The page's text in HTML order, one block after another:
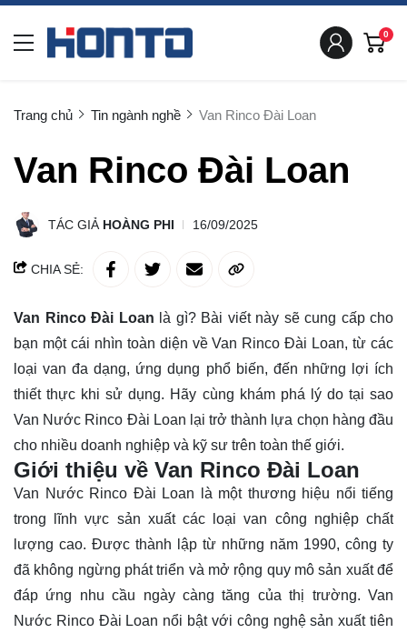
0
Trang chủ Tin ngành nghề Van Rinco Đài Loan
Van Rinco Đài Loan
TÁC GIẢ HOÀNG PHI 16/09/2025
CHIA SẺ:
Van Rinco Đài Loan là gì? Bài viết này sẽ cung cấp cho
bạn một cái nhìn toàn diện về Van Rinco Đài Loan, từ các
loại van đa dạng, ứng dụng phổ biến, đến những lợi ích
thiết thực khi sử dụng. Hãy cùng khám phá lý do tại sao
Van Nước Rinco Đài Loan lại trở thành lựa chọn hàng đầu
cho nhiều doanh nghiệp và kỹ sư trên toàn thế giới.
Giới thiệu về Van Rinco Đài Loan
Van Nước Rinco Đài Loan là một thương hiệu nổi tiếng
trong lĩnh vực sản xuất các loại van công nghiệp chất
lượng cao. Được thành lập từ những năm 1990, công ty
đã không ngừng phát triển và mở rộng quy mô sản xuất để
đáp ứng nhu cầu ngày càng tăng của thị trường. Van
Nước Rinco Đài Loan nổi bật với công nghệ sản xuất tiên